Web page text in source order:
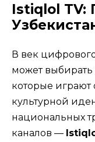
Istiqlol TV:
В век
может выбирать
которые
культурной
национальных
каналов —